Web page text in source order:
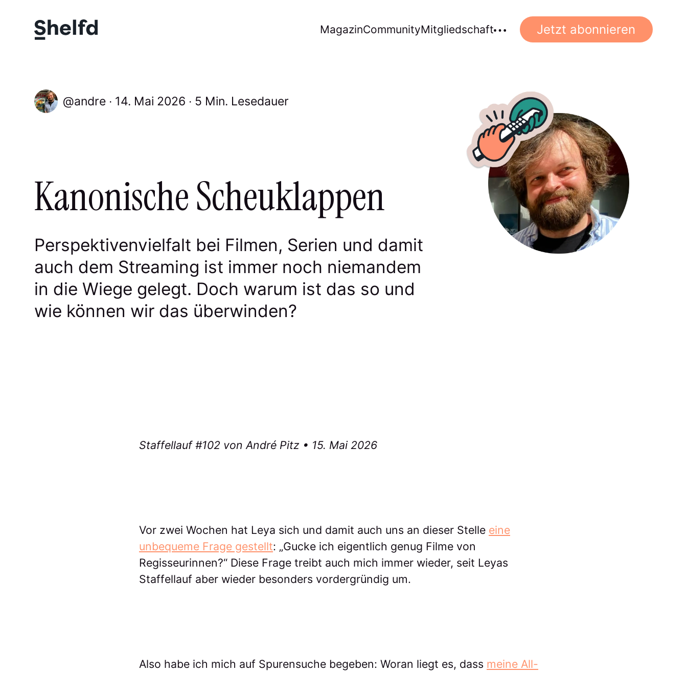
MagazinCommunityMitgliedschaft Jetzt abonnieren
andre 14. Mai 2026 5 Min. Lesedauer
Kanonische Scheuklappen
Perspektivenvielfalt bei Filmen, Serien und damit
auch dem Streaming ist immer noch niemandem
in die Wiege gelegt. Doch warum ist das so und
wie können wir das überwinden?
Staffellauf #102 von André Pitz • 15. Mai 2026
Vor zwei Wochen hat Leya sich und damit auch uns an dieser Stelle eine
unbequeme Frage gestellt: „Gucke ich eigentlich genug Filme von
Regisseurinnen?“ Diese Frage treibt auch mich immer wieder, seit Leyas
Staffellauf aber wieder besonders vordergründig um.
Also habe ich mich auf Spurensuche begeben: Woran liegt es, dass meine All-